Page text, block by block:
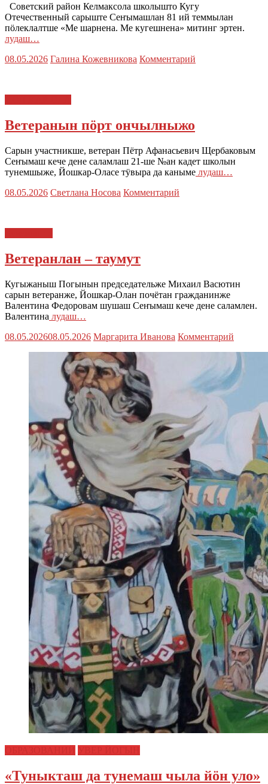
Советский район Келмаксола школышто Кугу
Отечественный сарыште Сеҥымашлан 81 ий теммылан
пӧлеклалтше «Ме шарнена. Ме кугешнена» митинг эртен.
лудаш…
08.05.2026 Галина Кожевникова Комментарий
Ветеранын пӧрт ончылныжо
Сарын участникше, ветеран Пётр Афанасьевич Щербаковым
Сеҥымаш кече дене саламлаш 21-ше №ан кадет школын
тунемшыже, Йошкар-Оласе тӱвыра да каныме лудаш…
08.05.2026 Светлана Носова Комментарий
Ветеранлан – таумут
Кугыжаныш Погынын председательже Михаил Васютин
сарын ветеранже, Йошкар-Олан почётан гражданинже
Валентина Федоровам шушаш Сеҥымаш кече дене саламлен.
Валентина лудаш…
08.05.202608.05.2026 Маргарита Иванова Комментарий
«Туныкташ да тунемаш чыла йӧн уло»